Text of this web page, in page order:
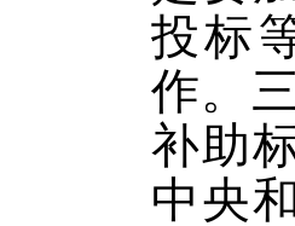
投标
作。
补助
中央